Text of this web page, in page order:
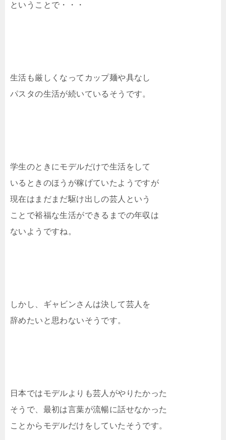
ということで・・・
生活も厳しくなってカップ麺や具なし
パスタの生活が続いているそうです。
学生のときにモデルだけで生活をして
いるときのほうが稼げていたようですが
現在はまだまだ駆け出しの芸人という
ことで裕福な生活ができるまでの年収は
ないようですね。
しかし、ギャビンさんは決して芸人を
辞めたいと思わないそうです。
日本ではモデルよりも芸人がやりたかった
そうで、最初は言葉が流暢に話せなかった
ことからモデルだけをしていたそうです。